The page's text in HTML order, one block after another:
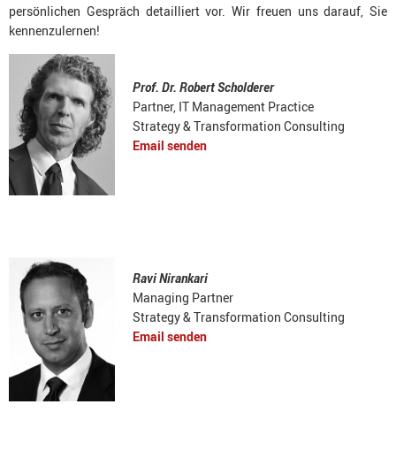
persönlichen Gespräch detailliert vor. Wir freuen uns darauf, Sie
kennenzulernen!
Prof. Dr. Robert Scholderer
Partner, IT Management Practice
Strategy & Transformation Consulting
Email senden
Ravi Nirankari
Managing Partner
Strategy & Transformation Consulting
Email senden